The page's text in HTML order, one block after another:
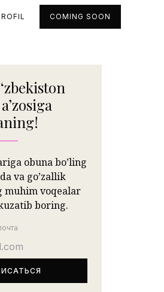
COMING SOON
obuna bo’ling
va go’zallik
muhim voqealar
boring.